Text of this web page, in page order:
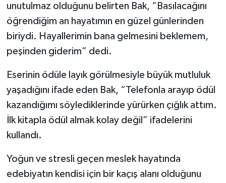
unutulmaz olduğunu belirten Bak, “Basılacağını
öğrendiğim an hayatımın en güzel günlerinden
biriydi. Hayallerimin bana gelmesini beklemem,
peşinden giderim” dedi.
Eserinin ödüle layık görülmesiyle büyük mutluluk
yaşadığını ifade eden Bak, “Telefonla arayıp ödül
kazandığımı söylediklerinde yürürken çığlık attım.
İlk kitapla ödül almak kolay değil” ifadelerini
kullandı.
Yoğun ve stresli geçen meslek hayatında
edebiyatın kendisi için bir kaçış alanı olduğunu